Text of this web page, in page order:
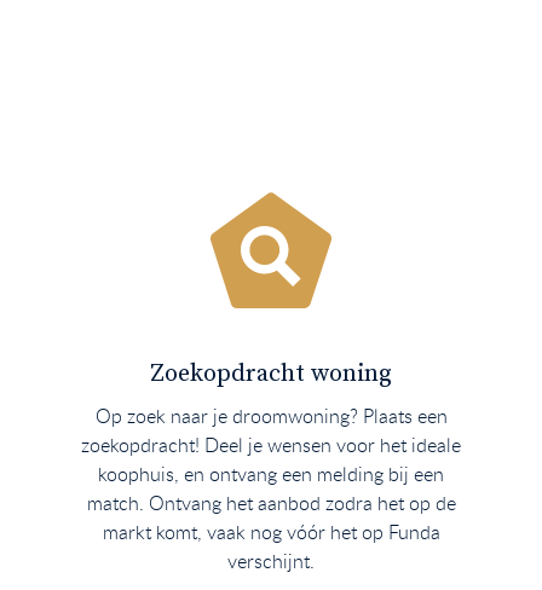
Zoekopdracht woning
Op zoek naar je droomwoning? Plaats een
zoekopdracht! Deel je wensen voor het ideale
koophuis, en ontvang een melding bij een
match. Ontvang het aanbod zodra het op de
markt komt, vaak nog vóór het op Funda
verschijnt.